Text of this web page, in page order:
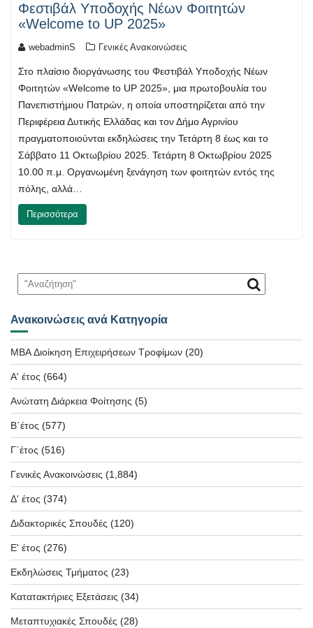
Φεστιβάλ Υποδοχής Νέων Φοιτητών
«Welcome to UP 2025»
webadminS Γενικές Ανακοινώσεις
Στο πλαίσιο διοργάνωσης του Φεστιβάλ Υποδοχής Νέων
Φοιτητών «Welcome to UP 2025», μια πρωτοβουλία του
Πανεπιστήμιου Πατρών, η οποία υποστηρίζεται από την
Περιφέρεια Δυτικής Ελλάδας και τον Δήμο Αγρινίου
πραγματοποιούνται εκδηλώσεις την Τετάρτη 8 έως και το
Σάββατο 11 Οκτωβρίου 2025. Τετάρτη 8 Οκτωβρίου 2025
10.00 π.μ. Οργανωμένη ξενάγηση των φοιτητών εντός της
πόλης, αλλά…
Περισσότερα
Ανακοινώσεις ανά Κατηγορία
MBA Διοίκηση Επιχειρήσεων Τροφίμων (20)
Α' έτος (664)
Ανώτατη Διάρκεια Φοίτησης (5)
Β΄έτος (577)
Γ΄έτος (516)
Γενικές Ανακοινώσεις (1,884)
Δ' έτος (374)
Διδακτορικές Σπουδές (120)
Ε' έτος (276)
Εκδηλώσεις Τμήματος (23)
Κατατακτήριες Εξετάσεις (34)
Μεταπτυχιακές Σπουδές (28)